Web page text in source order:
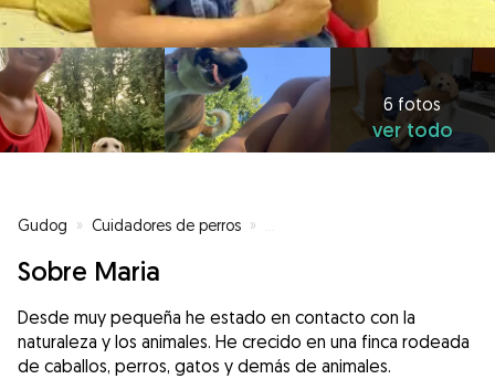
6 fotos
ver todo
Gudog » Cuidadores de perros »
Sobre Maria
Desde muy pequeña he estado en contacto con la
naturaleza y los animales. He crecido en una finca rodeada
de caballos, perros, gatos y demás de animales.